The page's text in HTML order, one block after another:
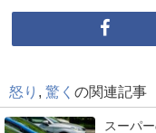
怒り 驚く の関連記事
スーパ